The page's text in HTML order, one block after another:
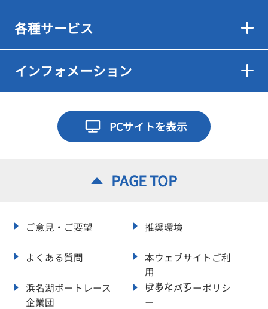
各種サービス
インフォメーション
PCサイトを表示
PAGE TOP
ご意見・ご要望 推奨環境
よくある質問
本ウェブサイトご利
用
にあたって
浜名湖ボートレース
企業団
プライバシーポリシ
ー